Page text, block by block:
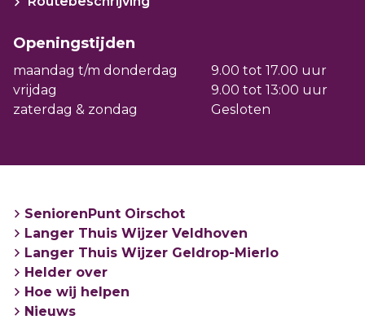
voorzieningen, mantelzorg, vervoer en
vrijwilligerswerk. Ook werken we samen
met Amaliazorg, zij zijn gespecialiseerd in
belevingsgericht groepswonen voor
mensen met dementie.
Openingstijden
maandag t/m donderdag
9.00 tot 17.00 uur
vrijdag
9.00 tot 13:00 uur
zaterdag & zondag
Gesloten
SeniorenPunt Oirschot
Langer Thuis Wijzer Veldhoven
Langer Thuis Wijzer Geldrop-Mierlo
Helder over
Hoe wij helpen
Nieuws